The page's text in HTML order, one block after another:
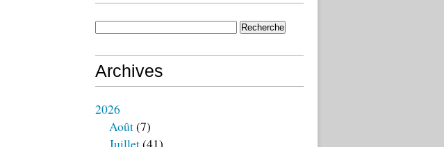
Archives
2026
Août(7)
Juillet(41)